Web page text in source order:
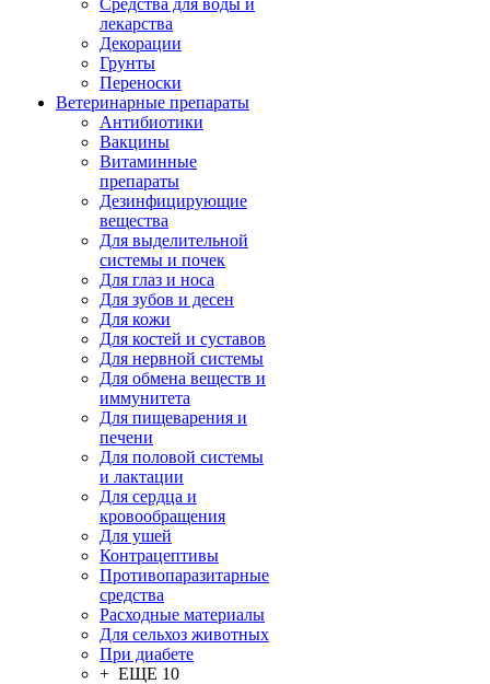
Средства для воды и
лекарства
Декорации
Грунты
Переноски
Ветеринарные препараты
Антибиотики
Вакцины
Витаминные
препараты
Дезинфицирующие
вещества
Для выделительной
системы и почек
Для глаз и носа
Для зубов и десен
Для кожи
Для костей и суставов
Для нервной системы
Для обмена веществ и
иммунитета
Для пищеварения и
печени
Для половой системы
и лактации
Для сердца и
кровообращения
Для ушей
Контрацептивы
Противопаразитарные
средства
Расходные материалы
Для сельхоз животных
При диабете
+ ЕЩЕ 10